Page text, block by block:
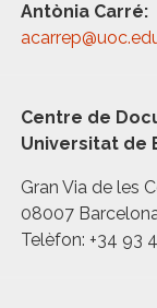
Antònia Carré:
Centre de
Universitat de
Gran Via de les
08007
Telèfon: +34 93